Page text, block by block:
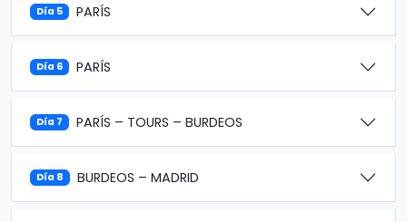
Día 5 PARÍS
Día 6 PARÍS
Día 7 PARÍS – TOURS – BURDEOS
Día 8 BURDEOS – MADRID